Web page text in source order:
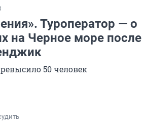
Туроператор — о
на Черное море после
50 человек